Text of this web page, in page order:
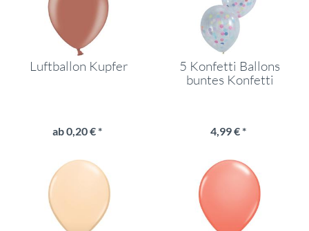
Luftballon Kupfer
ab 0,20 € *
5 Konfetti Ballons
buntes Konfetti
4,99 € *